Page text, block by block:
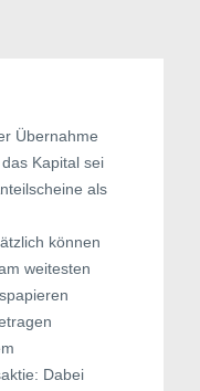
Übernahme
Kapital sei
als
können
weitesten
Dabei